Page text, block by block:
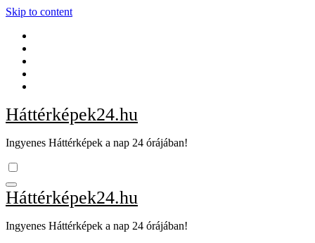
Skip to content
Háttérképek24.hu
Ingyenes Háttérképek a nap 24 órájában!
Háttérképek24.hu
Ingyenes Háttérképek a nap 24 órájában!